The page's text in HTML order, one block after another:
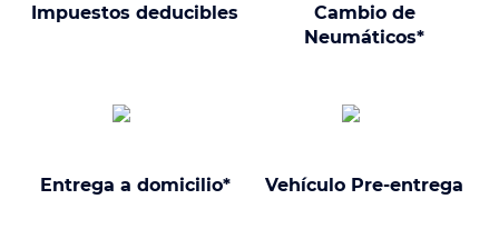
Impuestos deducibles
Cambio de
Neumáticos*
Entrega a domicilio* Vehículo Pre-entrega